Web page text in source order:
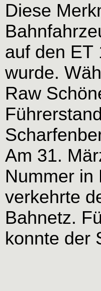
Diese
auf den ET
wurde.
Raw
Am 31.
Nummer in
verkehrte
Bahnetz.
konnte der